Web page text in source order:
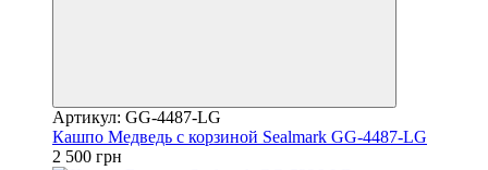
Артикул: GG-4487-LG
Кашпо Медведь с корзиной Sealmark GG-4487-LG
2 500 грн